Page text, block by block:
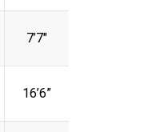
7’7″
16’6”